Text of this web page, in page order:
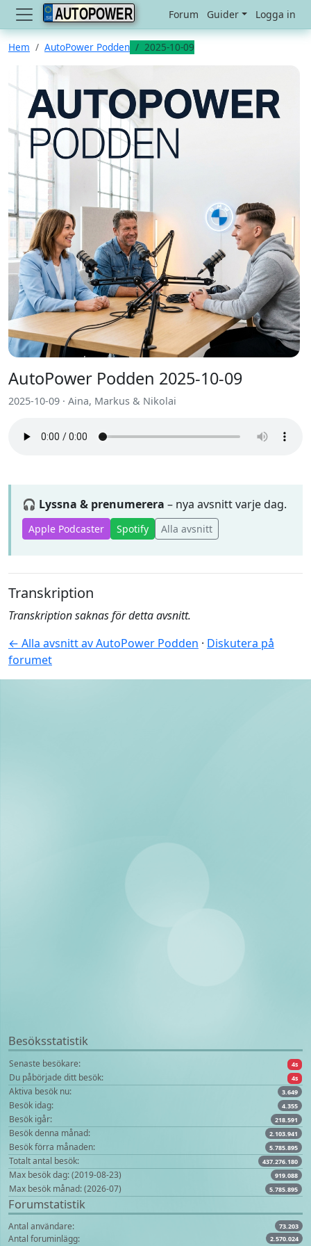
AUTOPOWER Forum Guider Logga in
Hem AutoPower Podden 2025-10-09
AutoPower Podden 2025-10-09
2025-10-09 · Aina, Markus & Nikolai
🎧 Lyssna & prenumerera – nya avsnitt varje dag.
Apple Podcaster Spotify Alla avsnitt
Transkription
Transkription saknas för detta avsnitt.
← Alla avsnitt av AutoPower Podden · Diskutera på
forumet
Besöksstatistik
Senaste besökare: 4s
Du påbörjade ditt besök: 4s
Aktiva besök nu: 3.649
Besök idag: 4.355
Besök igår: 218.591
Besök denna månad: 2.103.941
Besök förra månaden: 5.785.895
Totalt antal besök: 437.276.180
Max besök dag: (2019-08-23) 919.088
Max besök månad: (2026-07) 5.785.895
Forumstatistik
Antal användare: 73.203
Antal foruminlägg: 2.570.024